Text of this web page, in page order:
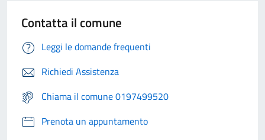
Contatta il comune
Leggi le domande frequenti
Richiedi Assistenza
Chiama il comune 0197499520
Prenota un appuntamento